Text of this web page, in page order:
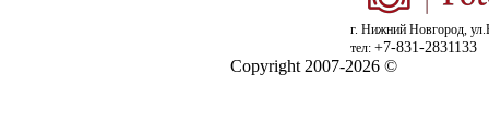
г. Нижний Новгород,
тел: +7-831-2831133
Copyright 2007-2026 ©